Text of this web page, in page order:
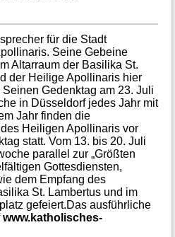
für die Stadt
Seine Gebeine
Altarraum der Basilika St.
der Heilige Apollinaris hier
Gedenktag am 23. Juli
in Düsseldorf jedes Jahr mit
Jahr finden die
Heiligen Apollinaris vor
statt. Vom 13. bis 20. Juli
parallel zur „Größten
Gottesdiensten,
dem Empfang des
St. Lambertus und im
gefeiert.Das ausführliche
www.katholisches-